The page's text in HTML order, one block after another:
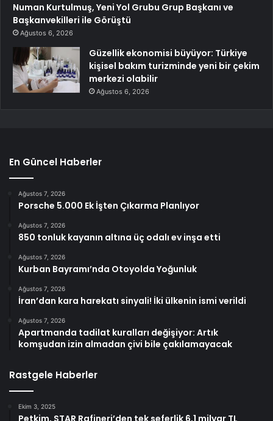
Numan Kurtulmuş, Yeni Yol Grubu Grup Başkanı ve
Başkanvekilleri ile Görüştü
Ağustos 6, 2026
Güzellik ekonomisi büyüyor: Türkiye
kişisel bakım turizminde yeni bir çekim
merkezi olabilir
Ağustos 6, 2026
En Güncel Haberler
Ağustos 7, 2026
Porsche 5.000 Ek İşten Çıkarma Planlıyor
Ağustos 7, 2026
850 tonluk kayanın altına üç odalı ev inşa etti
Ağustos 7, 2026
Kurban Bayramı’nda Otoyolda Yoğunluk
Ağustos 7, 2026
İran’dan kara harekatı sinyali! İki ülkenin ismi verildi
Ağustos 7, 2026
Apartmanda tadilat kuralları değişiyor: Artık
komşudan izin almadan çivi bile çakılamayacak
Rastgele Haberler
Ekim 3, 2025
Petkim, STAR Rafineri’den tek seferlik 6,1 milyar TL